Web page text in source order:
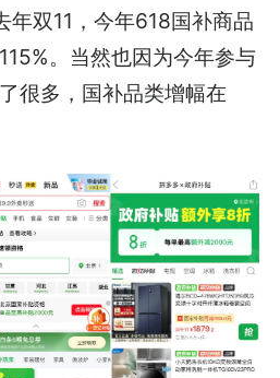
年双11，今年618国补商品
。当然也因为今年参与
很多，国补品类增幅在